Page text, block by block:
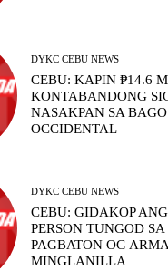
DYKC CEBU NEWS
CEBU: KAPIN ₱14.6
KONTABANDONG
NASAKPAN SA
OCCIDENTAL
DYKC CEBU NEWS
CEBU: GIDAKOP
PERSON TUNGOD
PAGBATON OG
MINGLANILLA